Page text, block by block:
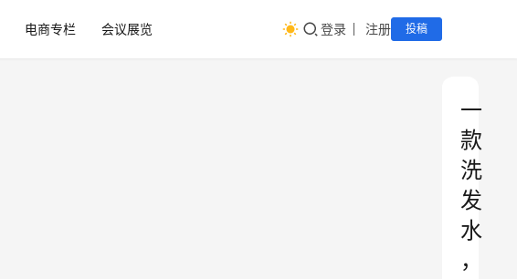
电商专栏 会议展览 登录 注册 投稿
一
款
洗
发
水
，